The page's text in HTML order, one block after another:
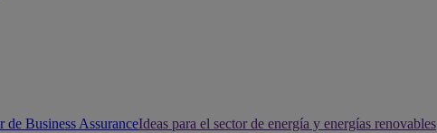
de Business AssuranceIdeas para el sector de energía y energías renovables